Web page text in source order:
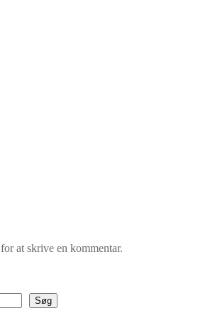
for at skrive en kommentar.
Søg